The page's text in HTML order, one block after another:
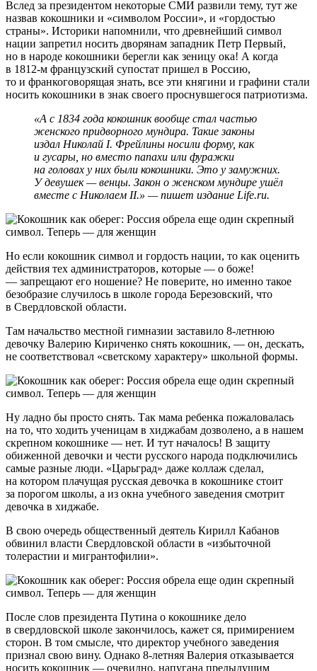
Вслед за президентом некоторые СМИ развили тему, тут же
назвав кокошники и «символом России», и «гордостью
страны». Историки напомнили, что древнейший символ
нации запретил носить дворянам западник Петр Первый,
но в народе кокошники берегли как зеницу ока! А когда
в 1812-м французский супостат пришел в Россию,
то и франкоговорящая знать, все эти княгини и графини стали
носить кокошники в знак своего проснувшегося патриотизма.
«А с 1834 года кокошник вообще стал частью
женского придворного мундира. Такие законы
издал Николай I. Фрейлины носили форму, как
и гусары, но вместо папахи или фуражки
на головах у них были кокошники. Это у замужних.
У девушек — венцы. Закон о женском мундире ушёл
вместе с Николаем II.» — пишет издание Life.ru.
Но если кокошник символ и гордость нации, то как оценить
действия тех администраторов, которые — о боже!
— запрещают его ношение? Не поверите, но именно такое
безобразие случилось в школе города Березовский, что
в Свердловской области.
Там начальство местной гимназии заставило 8-летнюю
девочку Валерию Кириченко снять кокошник, — он, дескать,
не соответствовал «светскому характеру» школьной формы.
Ну ладно бы просто снять. Так мама ребенка пожаловалась
на то, что ходить ученицам в хиджабам дозволено, а в нашем
скрепном кокошнике — нет. И тут началось! В защиту
обиженной девочки и чести русского народа подключились
самые разные люди. «Царьград» даже коллаж сделал,
на котором плачущая русская девочка в кокошнике стоит
за порогом школы, а из окна учебного заведения смотрит
девочка в хиджабе.
В свою очередь общественный деятель Кирилл Кабанов
обвинил власти Свердловской области в «избыточной
толерастии и мигрантофилии».
После слов президента Путина о кокошнике дело
в свердловской школе закончилось, кажет ся, примирением
сторон. В том смысле, что директор учебного заведения
признал свою вину. Однако 8-летняя Валерия отказывается
носить кокошник — очевидно, напугана предыдущим